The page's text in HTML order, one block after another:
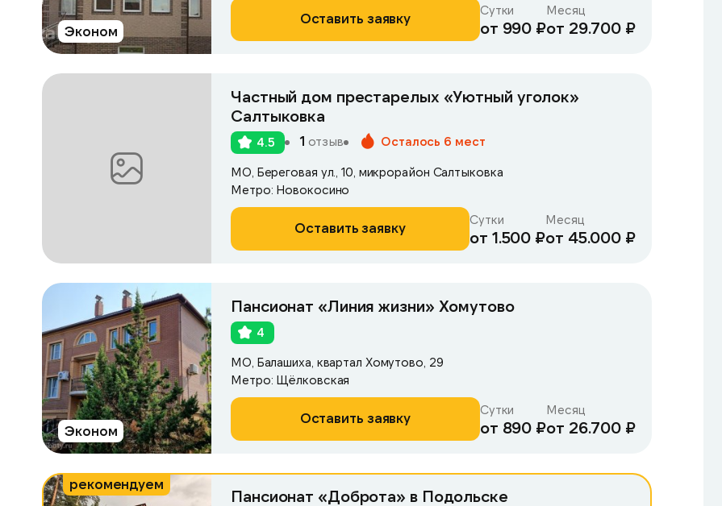
Эконом
Оставить заявку Сутки
от 990 ₽
Месяц
от 29.700 ₽
Частный дом престарелых «Уютный уголок»
Салтыковка
4.5 1 отзыв Осталось 6 мест
МО, Береговая ул., 10, микрорайон Салтыковка
Метро: Новокосино
Оставить заявку Сутки
от 1.500 ₽
Месяц
от 45.000 ₽
Эконом
Пансионат «Линия жизни» Хомутово
4
МО, Балашиха, квартал Хомутово, 29
Метро: Щёлковская
Оставить заявку Сутки
от 890 ₽
Месяц
от 26.700 ₽
рекомендуем
Пансионат «Доброта» в Подольске